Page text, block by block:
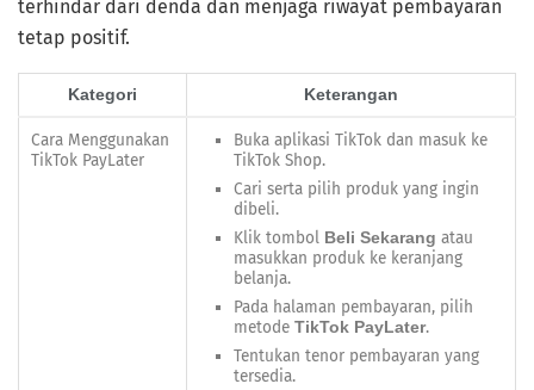
terhindar dari denda dan menjaga riwayat pembayaran
tetap positif.
Kategori Keterangan
Cara Menggunakan
TikTok PayLater
Buka aplikasi TikTok dan masuk ke
TikTok Shop.
Cari serta pilih produk yang ingin
dibeli.
Klik tombol Beli Sekarang atau
masukkan produk ke keranjang
belanja.
Pada halaman pembayaran, pilih
metodeTikTok PayLater.
Tentukan tenor pembayaran yang
tersedia.